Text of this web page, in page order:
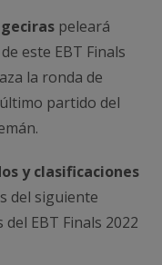
peleará
este EBT Finals
la ronda de
partido del
y clasificaciones
del siguiente
EBT Finals 2022